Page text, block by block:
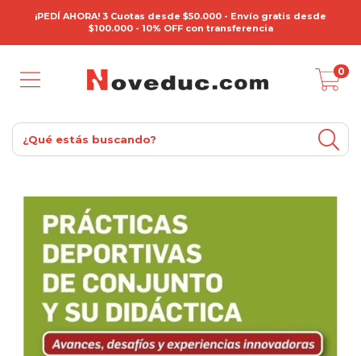
¡PEDÍ AHORA! 3 Cuotas desde $50.000 - Envío gratis desde
$100.000 - 10% OFF con transferencia
0